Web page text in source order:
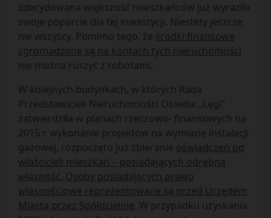
zdecydowana większość mieszkańców już wyraziła
swoje poparcie dla tej inwestycji. Niestety jeszcze
nie wszyscy. Pomimo tego, że środki finansowe
zgromadzone są na kontach tych nieruchomości
nie można ruszyć z robotami.
W kolejnych budynkach, w których Rada
Przedstawicieli Nieruchomości Osiedla ,,Łęgi”
zatwierdziła w planach rzeczowo- finansowych na
2015 r. wykonanie projektów na wymianę instalacji
gazowej, rozpoczęto już zbieranie oświadczeń od
właścicieli mieszkań – posiadających odrębną
własność. Osoby posiadających prawo
własnościowe reprezentowane są przed Urzędem
Miasta przez Spółdzielnię. W przypadku uzyskania